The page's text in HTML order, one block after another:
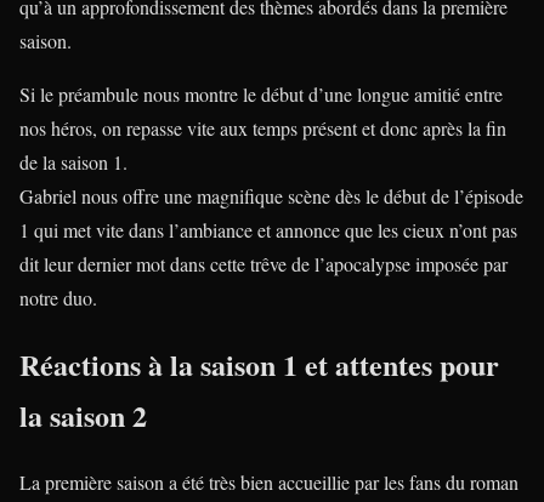
qu’à un approfondissement des thèmes abordés dans la première
saison.
Si le préambule nous montre le début d’une longue amitié entre
nos héros, on repasse vite aux temps présent et donc après la fin
de la saison 1.
Gabriel nous offre une magnifique scène dès le début de l’épisode
1 qui met vite dans l’ambiance et annonce que les cieux n’ont pas
dit leur dernier mot dans cette trêve de l’apocalypse imposée par
notre duo.
Réactions à la saison 1 et attentes pour
la saison 2
La première saison a été très bien accueillie par les fans du roman